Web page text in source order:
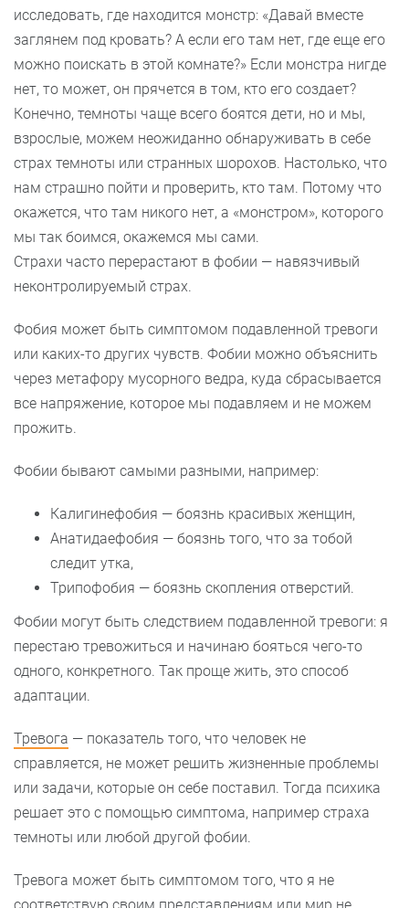
исследовать, где находится монстр: «Давай вместе
заглянем под кровать? А если его там нет, где еще его
можно поискать в этой комнате?» Если монстра нигде
нет, то может, он прячется в том, кто его создает?
Конечно, темноты чаще всего боятся дети, но и мы,
взрослые, можем неожиданно обнаруживать в себе
страх темноты или странных шорохов. Настолько, что
нам страшно пойти и проверить, кто там. Потому что
окажется, что там никого нет, а «монстром», которого
мы так боимся, окажемся мы сами.
Страхи часто перерастают в фобии — навязчивый
неконтролируемый страх.
Фобия может быть симптомом подавленной тревоги
или каких-то других чувств. Фобии можно объяснить
через метафору мусорного ведра, куда сбрасывается
все напряжение, которое мы подавляем и не можем
прожить.
Фобии бывают самыми разными, например:
Калигинефобия — боязнь красивых женщин,
Анатидаефобия — боязнь того, что за тобой
следит утка,
Трипофобия — боязнь скопления отверстий.
Фобии могут быть следствием подавленной тревоги: я
перестаю тревожиться и начинаю бояться чего-то
одного, конкретного. Так проще жить, это способ
адаптации.
Тревога — показатель того, что человек не
справляется, не может решить жизненные проблемы
или задачи, которые он себе поставил. Тогда психика
решает это с помощью симптома, например страха
темноты или любой другой фобии.
Тревога может быть симптомом того, что я не